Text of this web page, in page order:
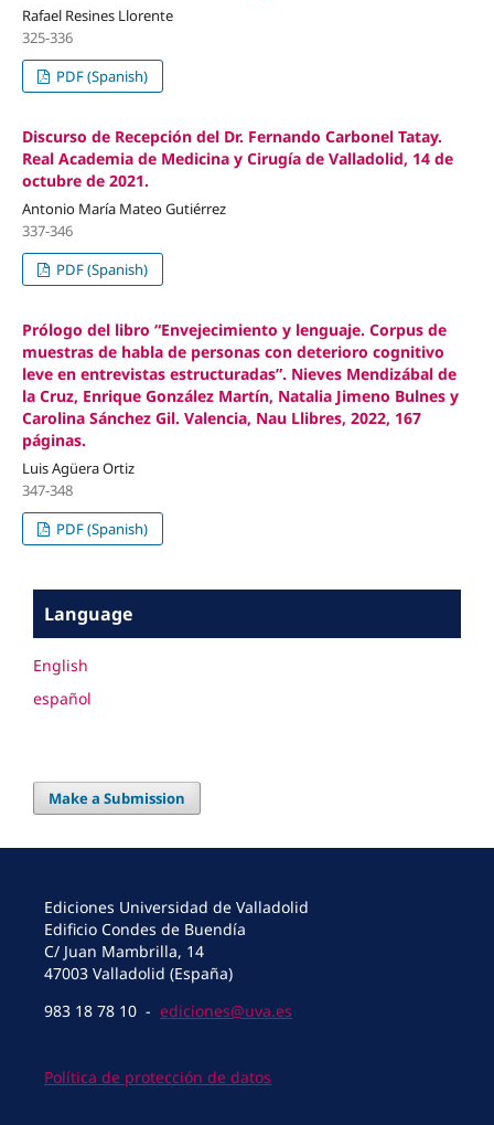
Rafael Resines Llorente
325-336
PDF (Spanish)
Discurso de Recepción del Dr. Fernando Carbonel Tatay.
Real Academia de Medicina y Cirugía de Valladolid, 14 de
octubre de 2021.
Antonio María Mateo Gutiérrez
337-346
PDF (Spanish)
Prólogo del libro “Envejecimiento y lenguaje. Corpus de
muestras de habla de personas con deterioro cognitivo
leve en entrevistas estructuradas”. Nieves Mendizábal de
la Cruz, Enrique González Martín, Natalia Jimeno Bulnes y
Carolina Sánchez Gil. Valencia, Nau Llibres, 2022, 167
páginas.
Luis Agüera Ortiz
347-348
PDF (Spanish)
Language
English
español
Make a Submission
Ediciones Universidad de Valladolid
Edificio Condes de Buendía
C/ Juan Mambrilla, 14
47003 Valladolid (España)
983 18 78 10 - ediciones@uva.es
Política de protección de datos